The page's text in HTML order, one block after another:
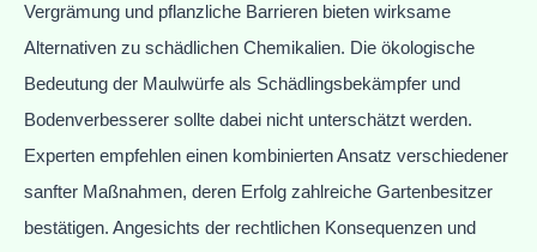
Vergrämung und pflanzliche Barrieren bieten wirksame
Alternativen zu schädlichen Chemikalien. Die ökologische
Bedeutung der Maulwürfe als Schädlingsbekämpfer und
Bodenverbesserer sollte dabei nicht unterschätzt werden.
Experten empfehlen einen kombinierten Ansatz verschiedener
sanfter Maßnahmen, deren Erfolg zahlreiche Gartenbesitzer
bestätigen. Angesichts der rechtlichen Konsequenzen und